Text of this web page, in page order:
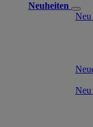
Neuheiten